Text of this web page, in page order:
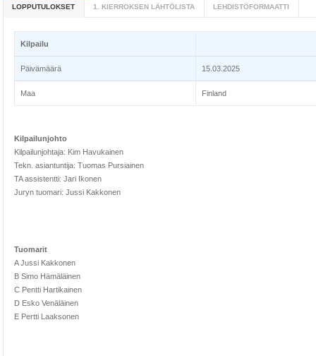
LOPPUTULOKSET 1. KIERROKSEN LÄHTÖLISTA LEHDISTÖFORMAATTI
Kilpailu
Päivämäärä 15.03.2025
Maa Finland
Kilpailunjohto
Kilpailunjohtaja: Kim Havukainen
Tekn. asiantuntija: Tuomas Pursiainen
TA assistentti: Jari Ikonen
Juryn tuomari: Jussi Kakkonen
Tuomarit
A Jussi Kakkonen
B Simo Hämäläinen
C Pentti Hartikainen
D Esko Venäläinen
E Pertti Laaksonen